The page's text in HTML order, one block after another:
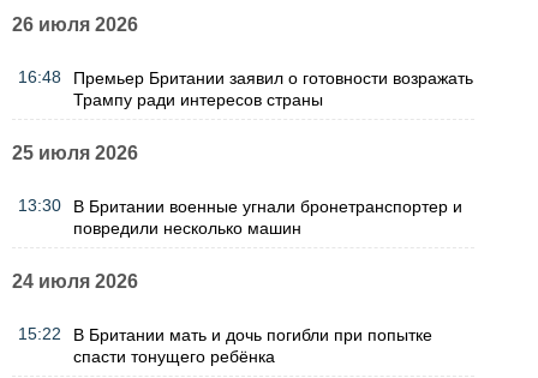
26 июля 2026
16:48
Премьер Британии заявил о готовности возражать
Трампу ради интересов страны
25 июля 2026
13:30
В Британии военные угнали бронетранспортер и
повредили несколько машин
24 июля 2026
15:22
В Британии мать и дочь погибли при попытке
спасти тонущего ребёнка